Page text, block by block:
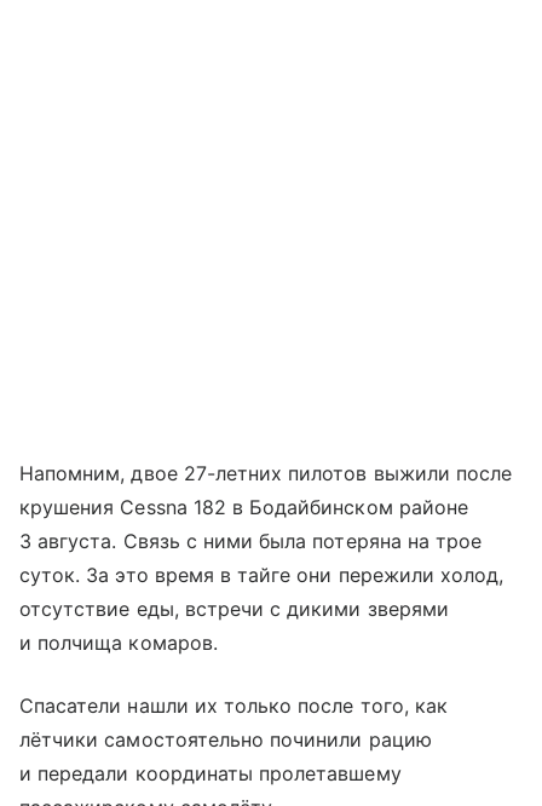
Напомним, двое 27-летних пилотов выжили после
крушения Cessna 182 в Бодайбинском районе
3 августа. Связь с ними была потеряна на трое
суток. За это время в тайге они пережили холод,
отсутствие еды, встречи с дикими зверями
и полчища комаров.
Спасатели нашли их только после того, как
лётчики самостоятельно починили рацию
и передали координаты пролетавшему